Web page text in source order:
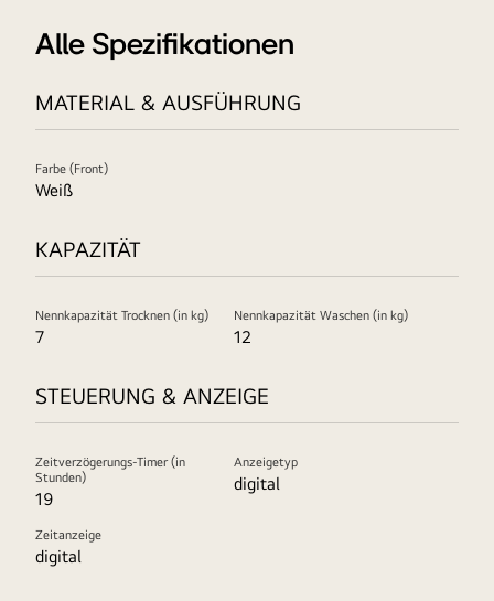
Alle Spezifikationen
MATERIAL & AUSFÜHRUNG
Farbe (Front)
Weiß
KAPAZITÄT
Nennkapazität Trocknen (in kg)
7
Nennkapazität Waschen (in kg)
12
STEUERUNG & ANZEIGE
Zeitverzögerungs-Timer (in
Stunden)
19
Anzeigetyp
digital
Zeitanzeige
digital